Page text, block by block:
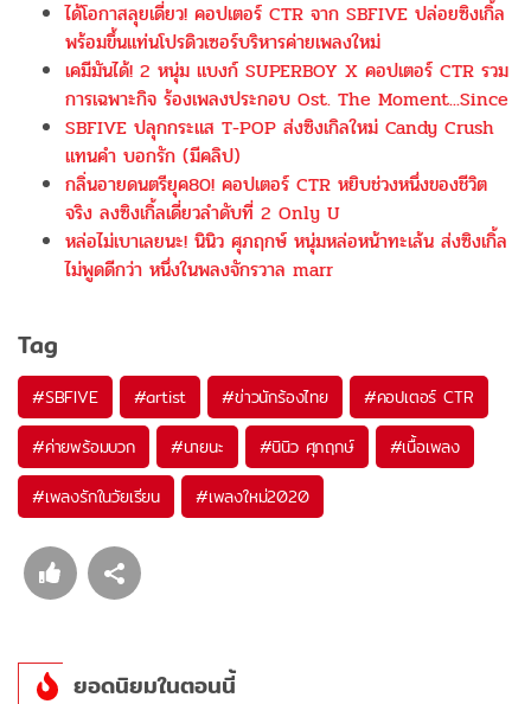
ได้โอกาสลุยเดี่ยว! คอปเตอร์ CTR จาก SBFIVE ปล่อยซิงเกิ้ล
พร้อมขึ้นแท่นโปรดิวเซอร์บริหารค่ายเพลงใหม่
เคมีมันได้! 2 หนุ่ม แบงก์ SUPERBOY X คอปเตอร์ CTR รวม
การเฉพาะกิจ ร้องเพลงประกอบ Ost. The Moment...Since
SBFIVE ปลุกกระแส T-POP ส่งซิงเกิลใหม่ Candy Crush
แทนคำ บอกรัก (มีคลิป)
กลิ่นอายดนตรียุค80! คอปเตอร์ CTR หยิบช่วงหนึ่งของชีวิต
จริง ลงซิงเกิ้ลเดี่ยวลำดับที่ 2 Only U
หล่อไม่เบาเลยนะ! นินิว ศุภฤกษ์ หนุ่มหล่อหน้าทะเล้น ส่งซิงเกิ้ล
ไม่พูดดีกว่า หนึ่งในพลงจักรวาล marr
Tag
#SBFIVE #artist #ข่าวนักร้องไทย #คอปเตอร์ CTR
#ค่ายพร้อมบวก #นายนะ #นินิว ศุภฤกษ์ #เนื้อเพลง
#เพลงรักในวัยเรียน #เพลงใหม่2020
ยอดนิยมในตอนนี้